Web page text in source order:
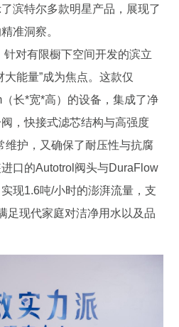
滨特尔多款明星产品，展现了
准洞察。
对有限橱下空间开发的滨立
能量”成为焦点。这款仅
长*宽*高）的设备，集成了净
，快接式滤芯结构与高强度
维护，又确保了耐压性与抗腐
口的Autotrol阀头与DuraFlow
现1.6吨/小时的澎湃流量，支
足现代家庭对洁净用水以及品